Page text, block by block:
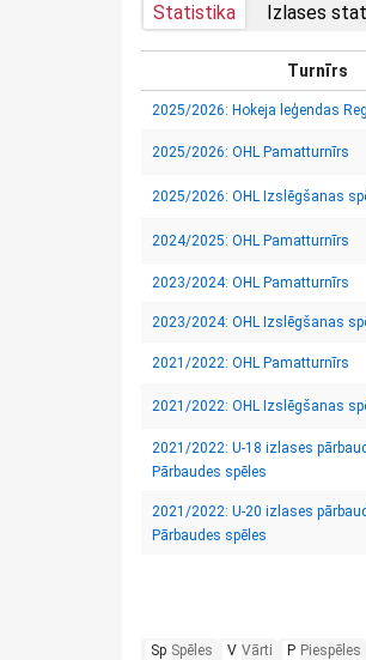
Statistika Izlases
Turnīrs
2025/2026: Hokeja leģendas
2025/2026: OHL Pamatturnīrs
2025/2026: OHL Izslēgšanas
2024/2025: OHL Pamatturnīrs
2023/2024: OHL Pamatturnīrs
2023/2024: OHL Izslēgšanas
2021/2022: OHL Pamatturnīrs
2021/2022: OHL Izslēgšanas
2021/2022: U-18 izlases
Pārbaudes spēles
2021/2022: U-20 izlases
Pārbaudes spēles
Sp Spēles V Vārti P Piespēles